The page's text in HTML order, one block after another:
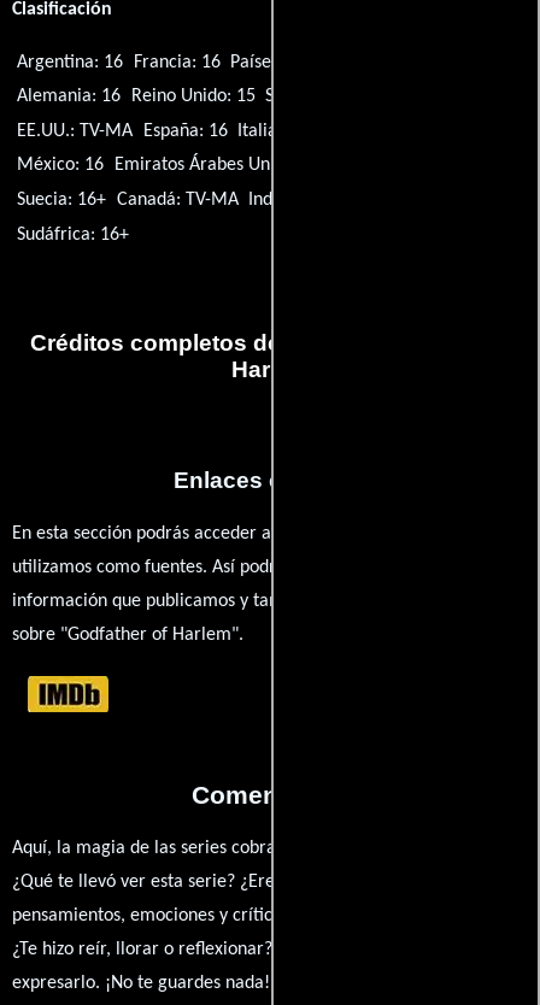
Clasificación
Argentina: 16 Francia: 16 Países Bajos: 16
Alemania: 16
Reino Unido: 15 Singapur: M18
EE.UU.: TV-MA
España: 16 Italia: VM16
México: 16
Emiratos Árabes Unidos: 18+
Suecia: 16+ Canadá: TV-MA Indonesia: 20+
Sudáfrica: 16+
Créditos completos de la serie Godfather of
Harlem
Enlaces externos
En esta sección podrás acceder a los recursos externos que
utilizamos como fuentes. Así podrás chequear toda la
información que publicamos y también ampliar tu conocimiento
sobre "Godfather of Harlem".
Comentarios
Aquí, la magia de las series cobra vida a través de tus opiniones.
¿Qué te llevó ver esta serie? ¿Eres fan de? Comparte tus
pensamientos, emociones y críticas sobre Godfather of Harlem.
¿Te hizo reír, llorar o reflexionar? Este es el lugar para
expresarlo. ¡No te guardes nada! Queremos construir una